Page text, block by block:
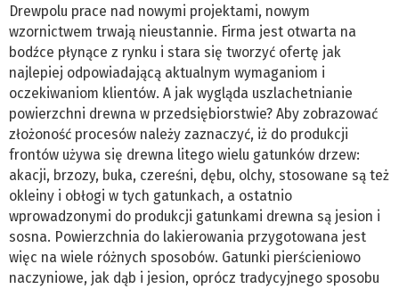
Drewpolu prace nad nowymi projektami, nowym
wzornictwem trwają nieustannie. Firma jest otwarta na
bodźce płynące z rynku i stara się tworzyć ofertę jak
najlepiej odpowiadającą aktualnym wymaganiom i
oczekiwaniom klientów. A jak wygląda uszlachetnianie
powierzchni drewna w przedsiębiorstwie? Aby zobrazować
złożoność procesów należy zaznaczyć, iż do produkcji
frontów używa się drewna litego wielu gatunków drzew:
akacji, brzozy, buka, czereśni, dębu, olchy, stosowane są też
okleiny i obłogi w tych gatunkach, a ostatnio
wprowadzonymi do produkcji gatunkami drewna są jesion i
sosna. Powierzchnia do lakierowania przygotowana jest
więc na wiele różnych sposobów. Gatunki pierścieniowo
naczyniowe, jak dąb i jesion, oprócz tradycyjnego sposobu